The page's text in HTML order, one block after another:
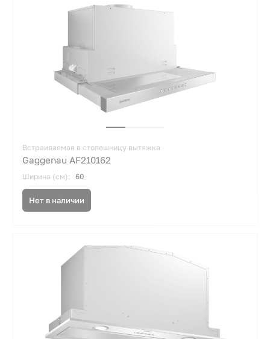
Встраиваемая в столешницу вытяжка
Gaggenau AF210162
Ширина (см): 60
Нет в наличии